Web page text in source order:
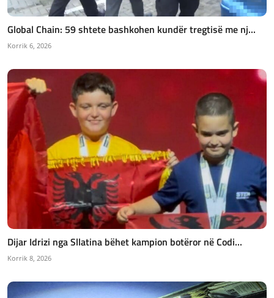
Global Chain: 59 shtete bashkohen kundër tregtisë me nj...
Korrik 6, 2026
Dijar Idrizi nga Sllatina bëhet kampion botëror në Codi...
Korrik 8, 2026